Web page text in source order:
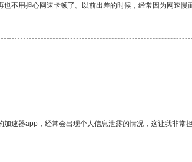
用担心网速卡顿了。以前出差的时候，经常因为网速慢
速器app，经常会出现个人信息泄露的情况，这让我非常担